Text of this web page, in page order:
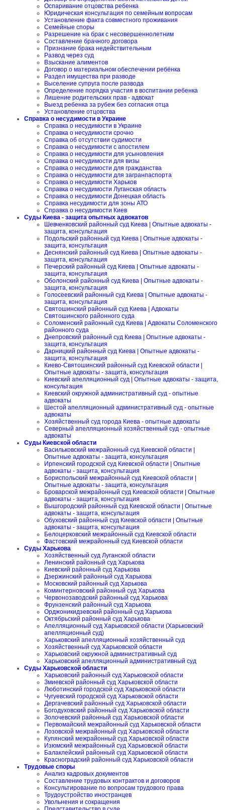
Оспаривание отцовства ребенка
Юридическая консультация по семейным вопросам
Установление факта совместного проживания
Семейные споры
Разрешение на брак с несовершеннолетним
Составление брачного договора
Признание брака недействительным
Развод через суд
Взыскание алиментов
Договор о материальном обеспечении ребёнка
Раздел имущества при разводе
Выселение супруга после развода
Определение порядка участия в воспитании ребенка
Лишение родительских прав - адвокат
Выезд ребенка за рубеж без согласия отца
Установление отцовства
Справка о несудимости в Украине
Справка о несудимости в Украине
Справка о несудимости срочно
Справка об отсутствии судимости
Справка о несудимости с апостилем
Справка о несудимости для усыновления
Справка о несудимости для визы
Справка о несудимости для гражданства
Справка о несудимости для загранпаспорта
Справка о несудимости Харьков
Справка о несудимости Луганская область
Справка о несудимости Донецкая область
Справка несудимости для зоны АТО
Справка о несудимости Киев
Суды Киева - защита опытных адвокатов
Шевченковский районный суд Киева | Опытные адвокаты -
защита, консультация
Подольский районный суд Киева | Опытные адвокаты -
защита, консультация
Деснянский районный суд Киева | Опытные адвокаты -
защита, консультация
Печерский районный суд Киева | Опытные адвокаты -
защита, консультация
Оболонский районный суд Киева | Опытные адвокаты -
защита, консультация
Голосеевский районный суд Киева | Опытные адвокаты -
защита, консультация
Святошинский районный суд Киева | Адвокаты
Святошинского районного суда
Соломенский районный суд Киева | Адвокаты Соломенского
районного суда
Днепровский районный суд Киева | Опытные адвокаты -
защита, консультация
Дарницкий районный суд Киева | Опытные адвокаты -
защита, консультация
Киево-Святошинский районный суд Киевской области |
Опытные адвокаты - защита, консультация
Киевский апелляционный суд | Опытные адвокаты - защита,
консультация
Киевский окружной административный суд - опытные
адвокаты
Шестой апелляционный административный суд - опытные
адвокаты
Хозяйственный суд города Киева - опытные адвокаты
Северный апелляционный хозяйственный суд - опытные
адвокаты
Суды Киевской области
Васильковский межрайонный суд Киевской области |
Опытные адвокаты - защита, консультация
Ирпенский городской суд Киевской области | Опытные
адвокаты - защита, консультация
Бориспольский межрайонный суд Киевской области |
Опытные адвокаты - защита, консультация
Броварской межрайонный суд Киевской области | Опытные
адвокаты - защита, консультация
Вышгородский районный суд Киевской области | Опытные
адвокаты - защита, консультация
Обуховский районный суд Киевской области | Опытные
адвокаты - защита, консультация
Белоцерковский межрайонный суд Киевской области
Фастовский межрайонный суд Киевской области
Суды Харькова
Хозяйственный суд Луганской области
Ленинский районный суд Харькова
Киевский районный суд Харькова
Дзержинский районный суд Харькова
Московский районный суд Харькова
Коминтерновский районный суд Харькова
Червонозаводский районный суд Харькова
Фрунзенский районный суд Харькова
Орджоникидзевский районный суд Харькова
Октябрьский районный суд Харькова
Апелляционный суд Харьковской области (Харьковский
апелляционный суд)
Харьковский апелляционный хозяйственный суд
Хозяйственный суд Харьковской области
Харьковский окружной административный суд
Харьковский апелляционный административный суд
Суды Харьковской области
Харьковский районный суд Харьковской области
Змиевской районный суд Харьковской области
Люботинский городской суд Харьковской области
Чугуевский городской суд Харьковской области
Дергачевский районный суд Харьковской области
Богодуховский районный суд Харьковской области
Золочевский районный суд Харьковской области
Первомайский межрайонный суд Харьковской области
Лозовской межрайонный суд Харьковской области
Купянский межрайонный суд Харьковской области
Изюмский межрайонный суд Харьковской области
Балаклейский районный суд Харьковской области
Красноградский районный суд Харьковской области
Трудовые споры
Анализ кадровых документов
Составление трудовых контрактов и договоров
Консультирование по вопросам трудового права
Трудоустройство иностранцев
Увольнения и сокращения